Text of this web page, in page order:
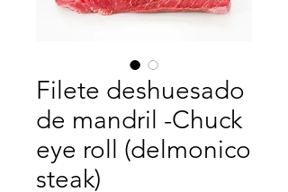
Filete deshuesado
de mandril -Chuck
eye roll (delmonico
steak)